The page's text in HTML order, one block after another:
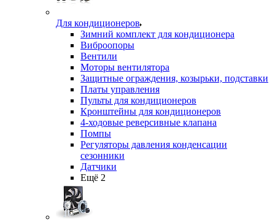
Для кондиционеров
Зимний комплект для кондиционера
Виброопоры
Вентили
Моторы вентилятора
Защитные ограждения, козырьки, подставки
Платы управления
Пульты для кондиционеров
Кронштейны для кондиционеров
4-ходовые реверсивные клапана
Помпы
Регуляторы давления конденсации
сезонники
Датчики
Ещё 2